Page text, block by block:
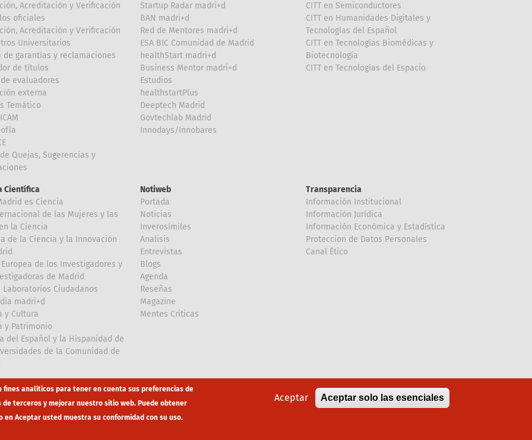
Acreditación y Verificación
oficiales
Acreditación y Verificación
Universitarios
de garantías y reclamaciones
de títulos
evaluadores
externa
Temático
Quejas, Sugerencias y
Startup Radar madri+d
BAN madri+d
Red de Mentores madri+d
ESA BIC Comunidad de Madrid
healthStart madri+d
Business Mentor madri+d
Estudios
healthstartPlus
Deeptech Madrid
Govtechlab Madrid
Innodays/Innobares
CITT en Semiconductores
CITT en Humanidades Digitales y
Tecnologías del Español
CITT en Tecnologías Biomédicas y
Biotecnología
CITT en Tecnologías del Espacio
Científica
es Ciencia
de las Mujeres y las
la Ciencia
de la Ciencia y la Innovación
de los Investigadores y
de Madrid
Laboratorios Ciudadanos
madri+d
y Cultura
y Patrimonio
del Español y la Hispanidad de
de la Comunidad de
Notiweb
Portada
Noticias
Inverosímiles
Analisis
Entrevistas
Blogs
Agenda
Reseñas
Magazine
Mentes Críticas
Transparencia
Información Institucional
Información Jurídica
Información Económica y Estadística
Proteccion de Datos Personales
Canal Ético
analíticos para tener en cuenta sus preferencias de
terceros y mejorar nuestro sitio web. Puede obtener
en Aceptar usted muestra su conformidad con su uso.
Aceptar Aceptar solo las esenciales